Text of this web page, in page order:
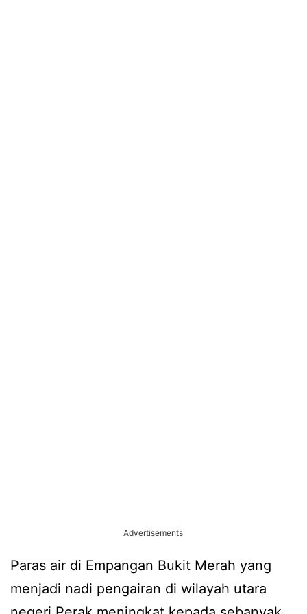
Advertisements
Paras air di Empangan Bukit Merah yang
menjadi nadi pengairan di wilayah utara